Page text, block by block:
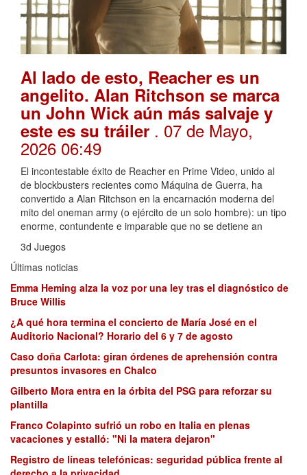
Al lado de esto, Reacher es un
angelito. Alan Ritchson se marca
un John Wick aún más salvaje y
este es su tráiler . 07 de Mayo,
2026 06:49
El incontestable éxito de Reacher en Prime Video, unido al
de blockbusters recientes como Máquina de Guerra, ha
convertido a Alan Ritchson en la encarnación moderna del
mito del oneman army (o ejército de un solo hombre): un tipo
enorme, contundente e imparable que no se detiene an
3d Juegos
Últimas noticias
Emma Heming alza la voz por una ley tras el diagnóstico de
Bruce Willis
¿A qué hora termina el concierto de María José en el
Auditorio Nacional? Horario del 6 y 7 de agosto
Caso doña Carlota: giran órdenes de aprehensión contra
presuntos invasores en Chalco
Gilberto Mora entra en la órbita del PSG para reforzar su
plantilla
Franco Colapinto sufrió un robo en Italia en plenas
vacaciones y estalló: "Ni la matera dejaron"
Registro de líneas telefónicas: seguridad pública frente al